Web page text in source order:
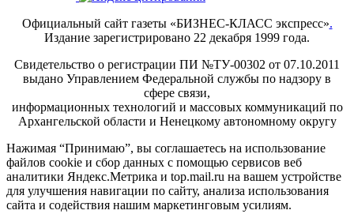
Официальный сайт газеты «БИЗНЕС-КЛАСС экспресс».
Издание зарегистрировано 22 декабря 1999 года.
Свидетельство о регистрации ПИ №ТУ-00302 от 07.10.2011
выдано Управлением Федеральной службы по надзору в
сфере связи,
информационных технологий и массовых коммуникаций по
Архангельской области и Ненецкому автономному округу
Нажимая “Принимаю”, вы соглашаетесь на использование
файлов cookie и сбор данных с помощью сервисов веб
аналитики Яндекс.Метрика и top.mail.ru на вашем устройстве
для улучшения навигации по сайту, анализа использования
сайта и содействия нашим маркетинговым усилиям.